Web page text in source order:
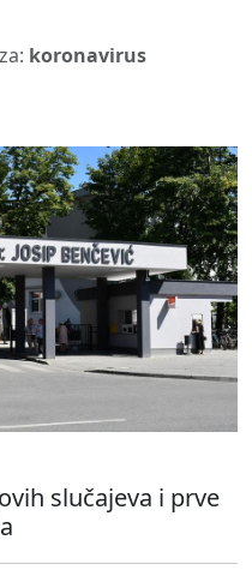
koronavirus
slučajeva i prve